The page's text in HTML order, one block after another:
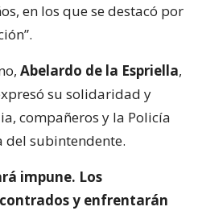
en los que se destacó por
Abelardo de la Espriella,
su solidaridad y
compañeros y la Policía
subintendente.
impune. Los
y enfrentarán